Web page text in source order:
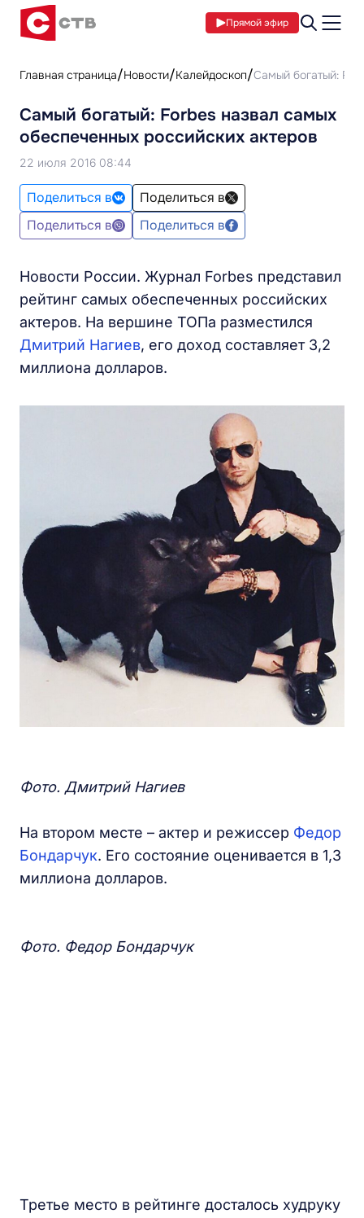
Прямой эфир
Главная страница Новости Калейдоскоп Самый богатый:
Самый богатый: Forbes назвал самых
обеспеченных российских актеров
22 июля 2016 08:44
Поделиться в
Поделиться в
Поделиться в
Поделиться в
Новости России. Журнал Forbes представил
рейтинг самых обеспеченных российских
актеров. На вершине ТОПа разместился
Дмитрий Нагиев, его доход составляет 3,2
миллиона долларов.
Фото. Дмитрий Нагиев
На втором месте – актер и режиссер Федор
Бондарчук. Его состояние оценивается в 1,3
миллиона долларов.
Фото. Федор Бондарчук
Третье место в рейтинге досталось худруку